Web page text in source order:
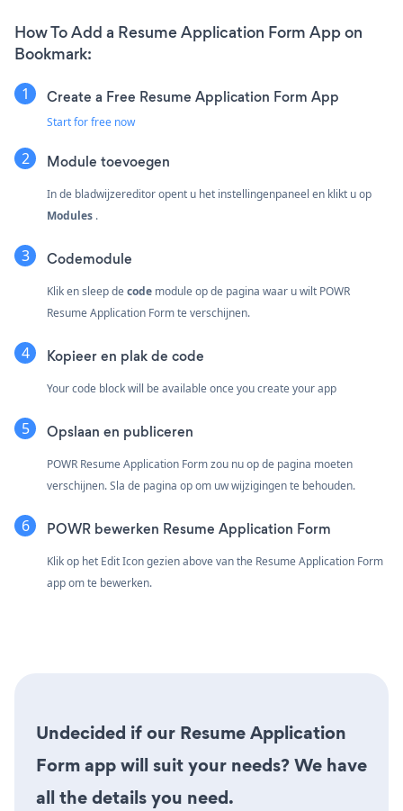
How To Add a Resume Application Form App on
Bookmark:
Create a Free Resume Application Form App
Start for free now
Module toevoegen
In de bladwijzereditor opent u het instellingenpaneel en klikt u op
Modules .
Codemodule
Klik en sleep decode module op de pagina waar u wilt POWR
Resume Application Form te verschijnen.
Kopieer en plak de code
Your code block will be available once you create your app
Opslaan en publiceren
POWR Resume Application Form zou nu op de pagina moeten
verschijnen. Sla de pagina op om uw wijzigingen te behouden.
POWR bewerken Resume Application Form
Klik op het Edit Icongezien above van the Resume Application Form
app om te bewerken.
Undecided if our Resume Application
Form app will suit your needs? We have
all the details you need.